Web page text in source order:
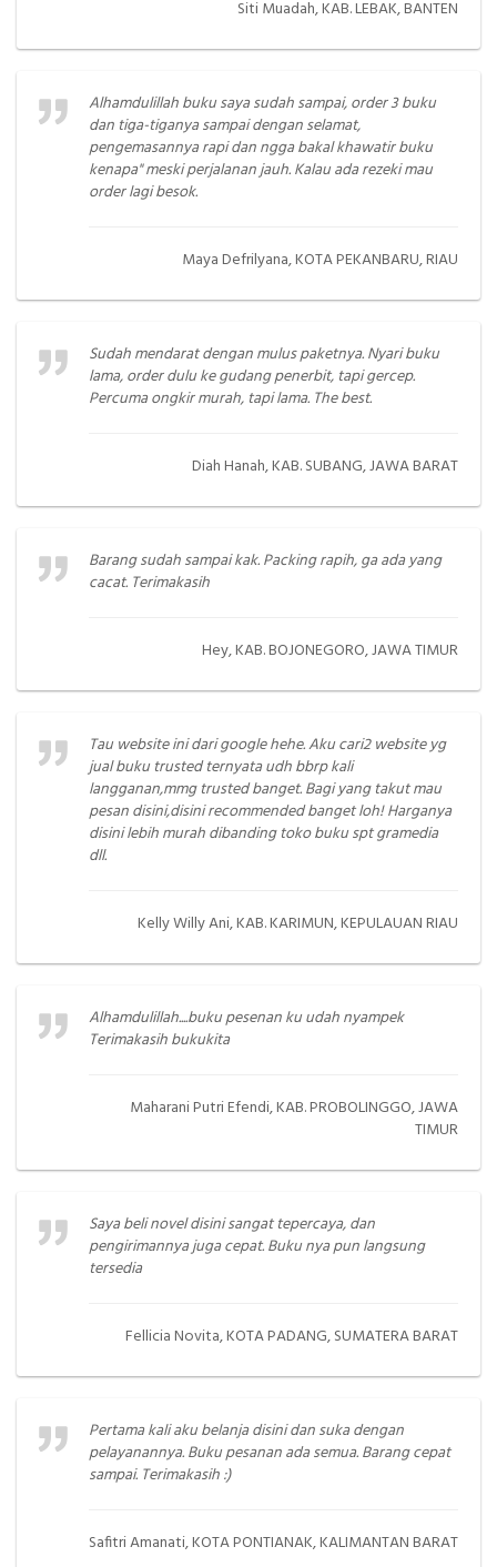
Siti Muadah, KAB. LEBAK, BANTEN
Alhamdulillah buku saya sudah sampai, order 3 buku
dan tiga-tiganya sampai dengan selamat,
pengemasannya rapi dan ngga bakal khawatir buku
kenapa" meski perjalanan jauh. Kalau ada rezeki mau
order lagi besok.
Maya Defrilyana, KOTA PEKANBARU, RIAU
Sudah mendarat dengan mulus paketnya. Nyari buku
lama, order dulu ke gudang penerbit, tapi gercep.
Percuma ongkir murah, tapi lama. The best.
Diah Hanah, KAB. SUBANG, JAWA BARAT
Barang sudah sampai kak. Packing rapih, ga ada yang
cacat. Terimakasih
Hey, KAB. BOJONEGORO, JAWA TIMUR
Tau website ini dari google hehe. Aku cari2 website yg
jual buku trusted ternyata udh bbrp kali
langganan,mmg trusted banget. Bagi yang takut mau
pesan disini,disini recommended banget loh! Harganya
disini lebih murah dibanding toko buku spt gramedia
dll.
Kelly Willy Ani, KAB. KARIMUN, KEPULAUAN RIAU
Alhamdulillah....buku pesenan ku udah nyampek
Terimakasih bukukita
Maharani Putri Efendi, KAB. PROBOLINGGO, JAWA
TIMUR
Saya beli novel disini sangat tepercaya, dan
pengirimannya juga cepat. Buku nya pun langsung
tersedia
Fellicia Novita, KOTA PADANG, SUMATERA BARAT
Pertama kali aku belanja disini dan suka dengan
pelayanannya. Buku pesanan ada semua. Barang cepat
sampai. Terimakasih :)
Safitri Amanati, KOTA PONTIANAK, KALIMANTAN BARAT